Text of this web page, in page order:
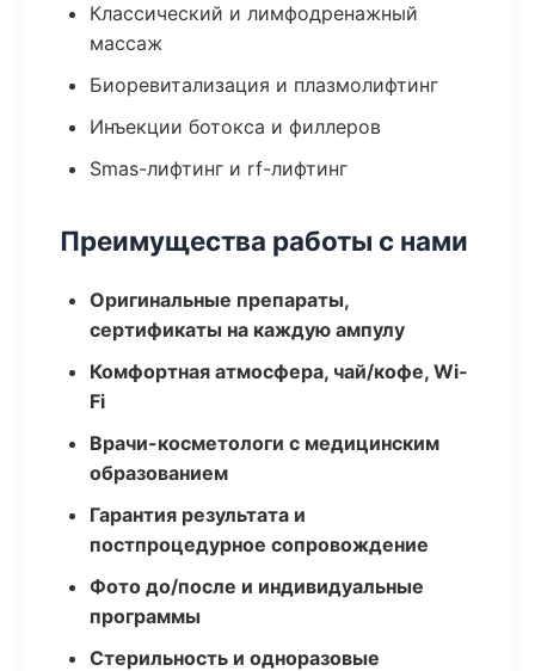
Классический и лимфодренажный
массаж
Биоревитализация и плазмолифтинг
Инъекции ботокса и филлеров
Smas-лифтинг и rf-лифтинг
Преимущества работы с нами
Оригинальные препараты,
сертификаты на каждую ампулу
Комфортная атмосфера, чай/кофе, Wi-
Fi
Врачи-косметологи с медицинским
образованием
Гарантия результата и
постпроцедурное сопровождение
Фото до/после и индивидуальные
программы
Стерильность и одноразовые